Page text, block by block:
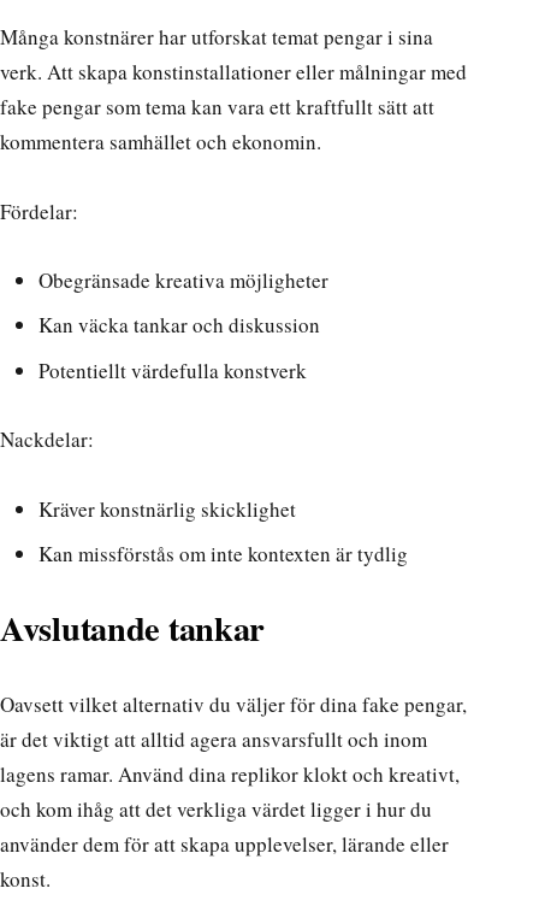
Många konstnärer har utforskat temat pengar i sina
verk. Att skapa konstinstallationer eller målningar med
fake pengar som temakan vara ett kraftfullt sätt att
kommentera samhället och ekonomin.
Fördelar:
Obegränsade kreativa möjligheter
Kan väcka tankar och diskussion
Potentiellt värdefulla konstverk
Nackdelar:
Kräver konstnärlig skicklighet
Kan missförstås om inte kontexten är tydlig
Avslutande tankar
Oavsett vilket alternativ du väljer för dina fake pengar,
är det viktigt att alltid agera ansvarsfullt och inom
lagens ramar. Använd dina replikor klokt och kreativt,
och kom ihåg att det verkliga värdet ligger i hur du
använder dem för att skapa upplevelser, lärande eller
konst.